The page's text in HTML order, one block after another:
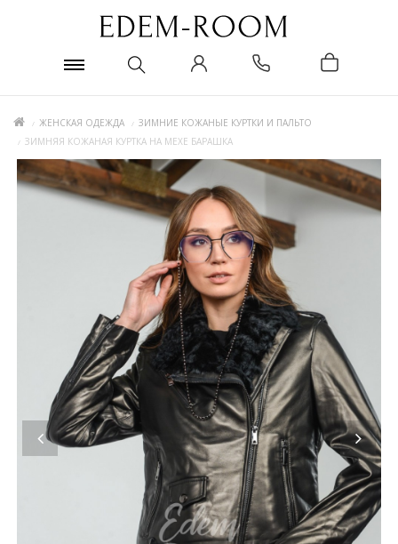
ЖЕНСКАЯ ОДЕЖДА
ЗИМНИЕ КОЖАНЫЕ КУРТКИ И ПАЛЬТО
ЗИМНЯЯ КОЖАНАЯ КУРТКА НА МЕХЕ БАРАШКА